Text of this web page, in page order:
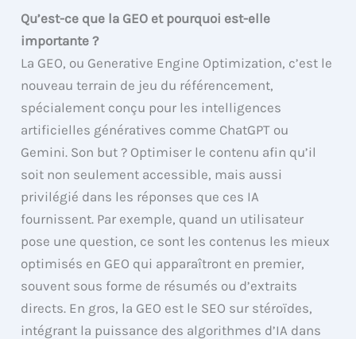
Qu’est-ce que la GEO et pourquoi est-elle
importante ?
La GEO, ou Generative Engine Optimization, c’est le
nouveau terrain de jeu du référencement,
spécialement conçu pour les intelligences
artificielles génératives comme ChatGPT ou
Gemini. Son but ? Optimiser le contenu afin qu’il
soit non seulement accessible, mais aussi
privilégié dans les réponses que ces IA
fournissent. Par exemple, quand un utilisateur
pose une question, ce sont les contenus les mieux
optimisés en GEO qui apparaîtront en premier,
souvent sous forme de résumés ou d’extraits
directs. En gros, la GEO est le SEO sur stéroïdes,
intégrant la puissance des algorithmes d’IA dans